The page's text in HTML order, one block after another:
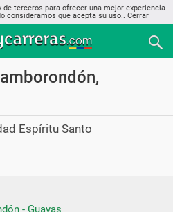
terceros para ofrecer una mejor experiencia
consideramos que acepta su uso.. Cerrar
Espíritu Santo
- Guayas